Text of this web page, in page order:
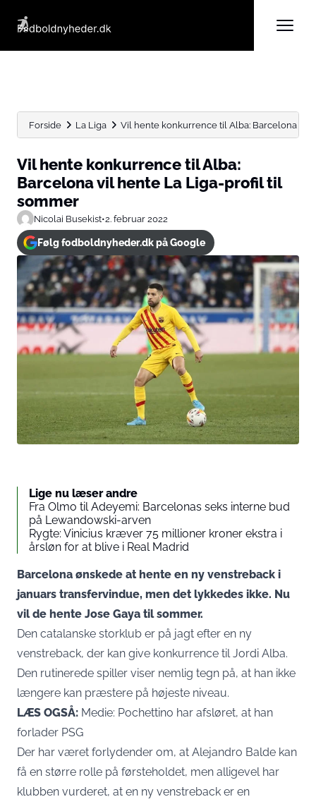
Forside La Liga Vil hente konkurrence til Alba: Barcelona vil
Vil hente konkurrence til Alba:
Barcelona vil hente La Liga-profil til
sommer
Nicolai Busekist•2. februar 2022
Følg fodboldnyheder.dk på Google
Lige nu læser andre
Fra Olmo til Adeyemi: Barcelonas seks interne bud
på Lewandowski-arven
Rygte: Vinicius kræver 75 millioner kroner ekstra i
årsløn for at blive i Real Madrid
Barcelona ønskede at hente en ny venstreback i
januars transfervindue, men det lykkedes ikke. Nu
vil de hente Jose Gaya til sommer.
Den catalanske storklub er på jagt efter en ny
venstreback, der kan give konkurrence til Jordi Alba.
Den rutinerede spiller viser nemlig tegn på, at han ikke
længere kan præstere på højeste niveau.
LÆS OGSÅ: Medie: Pochettino har afsløret, at han
forlader PSG
Der har været forlydender om, at Alejandro Balde kan
få en større rolle på førsteholdet, men alligevel har
klubben vurderet, at en ny venstreback er en